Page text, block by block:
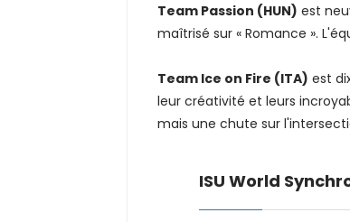
Team Passion (HUN) est
maîtrisé sur « Romance ».
Team Ice on Fire (ITA) est
leur créativité et leurs
mais une chute sur
ISU World